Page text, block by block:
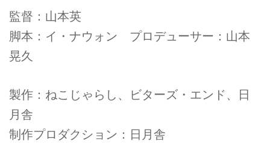
監督：山本英
脚本：イ・ナウォン プロデューサー：山本
晃久
製作：ねこじゃらし、ビターズ・エンド、日
月舎
制作プロダクション：日月舎